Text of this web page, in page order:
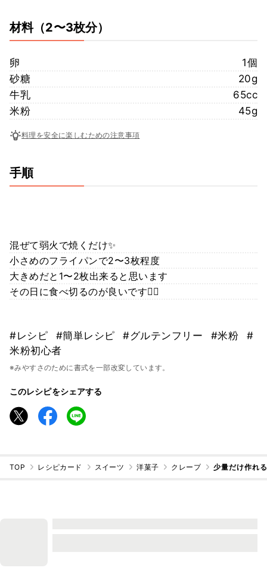
材料（2〜3枚分）
卵
1個
砂糖
20g
牛乳
65cc
米粉
45g
料理を安全に楽しむための注意事項
手順
混ぜて弱火で焼くだけ✨
小さめのフライパンで2〜3枚程度
大きめだと1〜2枚出来ると思います
その日に食べ切るのが良いです🙆‍♀️
#レシピ #簡単レシピ #グルテンフリー #米粉
#
米粉初心者
※みやすさのために書式を一部改変しています。
このレシピをシェアする
TOP レシピカード スイーツ 洋菓子 クレープ 少量だけ作れ